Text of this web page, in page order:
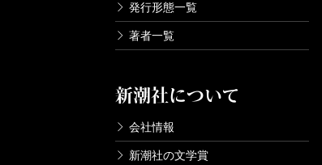
発行形態一覧
著者一覧
新潮社について
会社情報
新潮社の文学賞